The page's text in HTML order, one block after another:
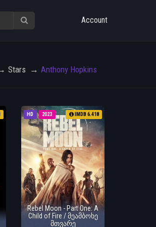
Account
Stars Anthony Hopkins
HD 2023 IMDB 6.418
Rebel Moon - Part One: A
Child of Fire / მეამბოხე
მთვარე